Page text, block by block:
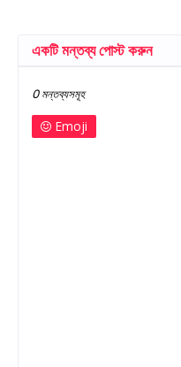
একটি মন্তব্য পোস্ট করুন
0 মন্তব্যসমূহ
Emoji